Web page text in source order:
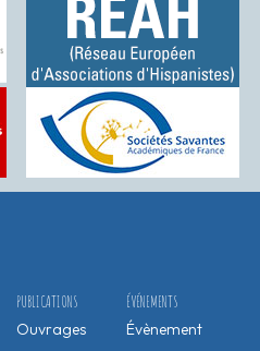
ÉVÉNEMENTS
Évènement
PUBLICATIONS
Ouvrages